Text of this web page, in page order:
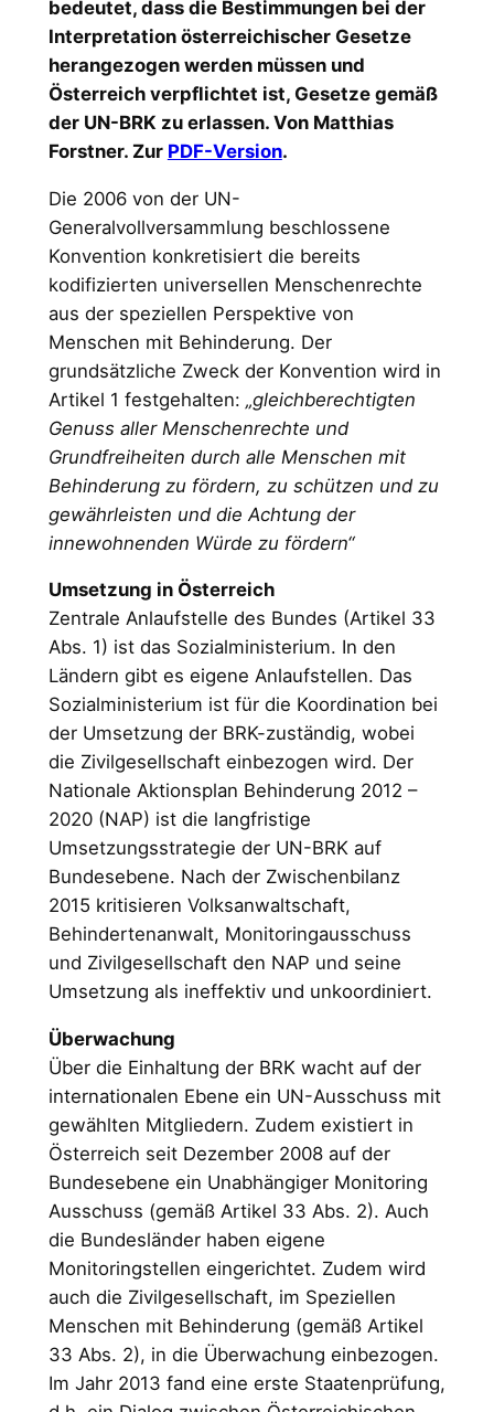
bedeutet, dass die Bestimmungen bei der
Interpretation österreichischer Gesetze
herangezogen werden müssen und
Österreich verpflichtet ist, Gesetze gemäß
der UN-BRK zu erlassen. Von Matthias
Forstner. Zur PDF-Version.
Die 2006 von der UN-
Generalvollversammlung beschlossene
Konvention konkretisiert die bereits
kodifizierten universellen Menschenrechte
aus der speziellen Perspektive von
Menschen mit Behinderung. Der
grundsätzliche Zweck der Konvention wird in
Artikel 1 festgehalten: „gleichberechtigten
Genuss aller Menschenrechte und
Grundfreiheiten durch alle Menschen mit
Behinderung zu fördern, zu schützen und zu
gewährleisten und die Achtung der
innewohnenden Würde zu fördern“
Umsetzung in Österreich
Zentrale Anlaufstelle des Bundes (Artikel 33
Abs. 1) ist das Sozialministerium. In den
Ländern gibt es eigene Anlaufstellen. Das
Sozialministerium ist für die Koordination bei
der Umsetzung der BRK-zuständig, wobei
die Zivilgesellschaft einbezogen wird. Der
Nationale Aktionsplan Behinderung 2012 –
2020 (NAP) ist die langfristige
Umsetzungsstrategie der UN-BRK auf
Bundesebene. Nach der Zwischenbilanz
2015 kritisieren Volksanwaltschaft,
Behindertenanwalt, Monitoringausschuss
und Zivilgesellschaft den NAP und seine
Umsetzung als ineffektiv und unkoordiniert.
Überwachung
Über die Einhaltung der BRK wacht auf der
internationalen Ebene ein UN-Ausschuss mit
gewählten Mitgliedern. Zudem existiert in
Österreich seit Dezember 2008 auf der
Bundesebene ein Unabhängiger Monitoring
Ausschuss (gemäß Artikel 33 Abs. 2). Auch
die Bundesländer haben eigene
Monitoringstellen eingerichtet. Zudem wird
auch die Zivilgesellschaft, im Speziellen
Menschen mit Behinderung (gemäß Artikel
33 Abs. 2), in die Überwachung einbezogen.
Im Jahr 2013 fand eine erste Staatenprüfung,